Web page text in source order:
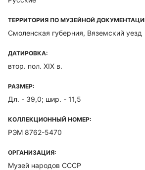
ТЕРРИТОРИЯ ПО МУЗЕЙНОЙ
Смоленская губерния, Вяземский уезд
ДАТИРОВКА:
втор. пол. XIX в.
РАЗМЕР:
Дл. - 39,0; шир. - 11,5
КОЛЛЕКЦИОННЫЙ НОМЕР:
РЭМ 8762-5470
ОРГАНИЗАЦИЯ:
Музей народов СССР